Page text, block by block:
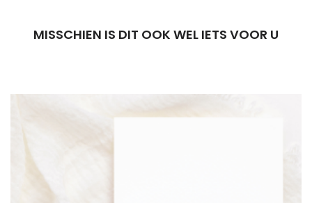
MISSCHIEN IS DIT OOK WEL IETS VOOR U